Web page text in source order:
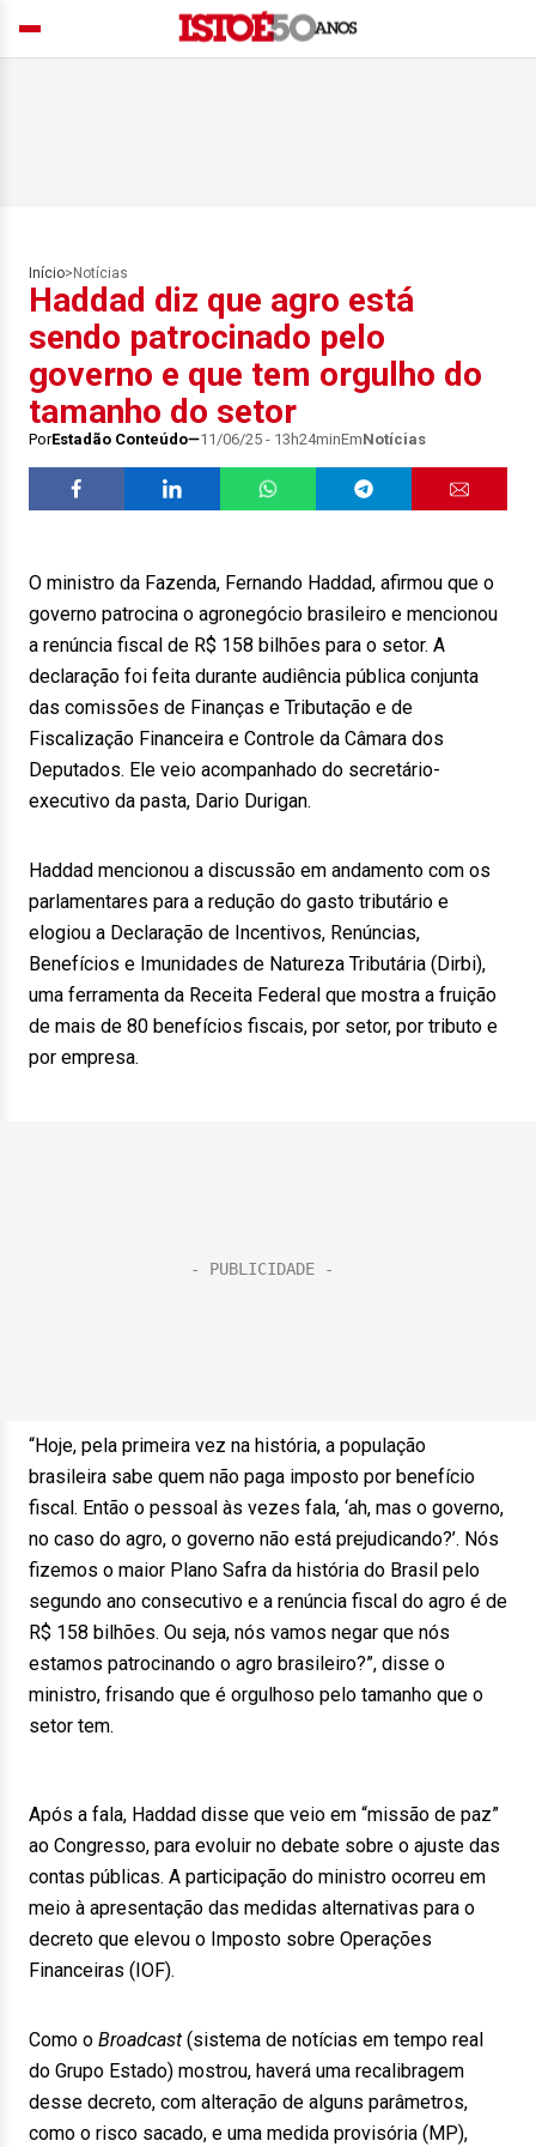
Início> Notícias
Haddad diz que agro está
sendo patrocinado pelo
governo e que tem orgulho do
tamanho do setor
PorEstadão Conteúdo 11/06/25 - 13h24minEmNotícias
O ministro da Fazenda, Fernando Haddad, afirmou que o
governo patrocina o agronegócio brasileiro e mencionou
a renúncia fiscal de R$ 158 bilhões para o setor. A
declaração foi feita durante audiência pública conjunta
das comissões de Finanças e Tributação e de
Fiscalização Financeira e Controle da Câmara dos
Deputados. Ele veio acompanhado do secretário-
executivo da pasta, Dario Durigan.
Haddad mencionou a discussão em andamento com os
parlamentares para a redução do gasto tributário e
elogiou a Declaração de Incentivos, Renúncias,
Benefícios e Imunidades de Natureza Tributária (Dirbi),
uma ferramenta da Receita Federal que mostra a fruição
de mais de 80 benefícios fiscais, por setor, por tributo e
por empresa.
“Hoje, pela primeira vez na história, a população
brasileira sabe quem não paga imposto por benefício
fiscal. Então o pessoal às vezes fala, ‘ah, mas o governo,
no caso do agro, o governo não está prejudicando?’. Nós
fizemos o maior Plano Safra da história do Brasil pelo
segundo ano consecutivo e a renúncia fiscal do agro é de
R$ 158 bilhões. Ou seja, nós vamos negar que nós
estamos patrocinando o agro brasileiro?”, disse o
ministro, frisando que é orgulhoso pelo tamanho que o
setor tem.
Após a fala, Haddad disse que veio em “missão de paz”
ao Congresso, para evoluir no debate sobre o ajuste das
contas públicas. A participação do ministro ocorreu em
meio à apresentação das medidas alternativas para o
decreto que elevou o Imposto sobre Operações
Financeiras (IOF).
Como o Broadcast (sistema de notícias em tempo real
do Grupo Estado) mostrou, haverá uma recalibragem
desse decreto, com alteração de alguns parâmetros,
como o risco sacado, e uma medida provisória (MP),